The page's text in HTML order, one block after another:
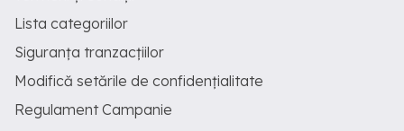
Lista categoriilor
Siguranța tranzacțiilor
Modifică setările de confidențialitate
Regulament Campanie